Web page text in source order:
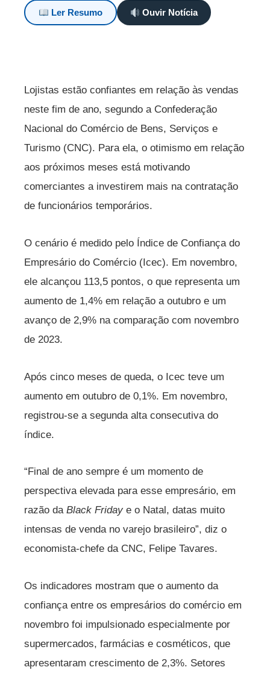
Ler Resumo Ouvir Notícia
Lojistas estão confiantes em relação às vendas
neste fim de ano, segundo a Confederação
Nacional do Comércio de Bens, Serviços e
Turismo (CNC). Para ela, o otimismo em relação
aos próximos meses está motivando
comerciantes a investirem mais na contratação
de funcionários temporários.
O cenário é medido pelo Índice de Confiança do
Empresário do Comércio (Icec). Em novembro,
ele alcançou 113,5 pontos, o que representa um
aumento de 1,4% em relação a outubro e um
avanço de 2,9% na comparação com novembro
de 2023.
Após cinco meses de queda, o Icec teve um
aumento em outubro de 0,1%. Em novembro,
registrou-se a segunda alta consecutiva do
índice.
“Final de ano sempre é um momento de
perspectiva elevada para esse empresário, em
razão da Black Friday e o Natal, datas muito
intensas de venda no varejo brasileiro”, diz o
economista-chefe da CNC, Felipe Tavares.
Os indicadores mostram que o aumento da
confiança entre os empresários do comércio em
novembro foi impulsionado especialmente por
supermercados, farmácias e cosméticos, que
apresentaram crescimento de 2,3%. Setores